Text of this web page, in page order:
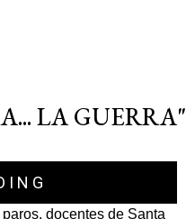
LA GUERRA"